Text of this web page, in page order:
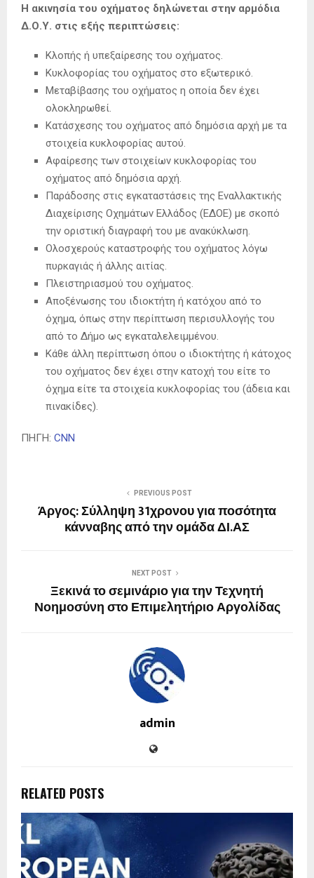
Η ακινησία του οχήματος δηλώνεται στην αρμόδια
Δ.Ο.Υ. στις εξής περιπτώσεις:
Κλοπής ή υπεξαίρεσης του οχήματος.
Κυκλοφορίας του οχήματος στο εξωτερικό.
Μεταβίβασης του οχήματος η οποία δεν έχει
ολοκληρωθεί.
Κατάσχεσης του οχήματος από δημόσια αρχή με τα
στοιχεία κυκλοφορίας αυτού.
Αφαίρεσης των στοιχείων κυκλοφορίας του
οχήματος από δημόσια αρχή.
Παράδοσης στις εγκαταστάσεις της Εναλλακτικής
Διαχείρισης Οχημάτων Ελλάδος (ΕΔΟΕ) με σκοπό
την οριστική διαγραφή του με ανακύκλωση.
Ολοσχερούς καταστροφής του οχήματος λόγω
πυρκαγιάς ή άλλης αιτίας.
Πλειστηριασμού του οχήματος.
Αποξένωσης του ιδιοκτήτη ή κατόχου από το
όχημα, όπως στην περίπτωση περισυλλογής του
από το Δήμο ως εγκαταλελειμμένου.
Κάθε άλλη περίπτωση όπου ο ιδιοκτήτης ή κάτοχος
του οχήματος δεν έχει στην κατοχή του είτε το
όχημα είτε τα στοιχεία κυκλοφορίας του (άδεια και
πινακίδες).
ΠΗΓΗ: CNN
PREVIOUS POST
Άργος: Σύλληψη 31χρονου για ποσότητα
κάνναβης από την ομάδα ΔΙ.ΑΣ
NEXT POST
Ξεκινά το σεμινάριο για την Τεχνητή
Νοημοσύνη στο Επιμελητήριο Αργολίδας
admin
RELATED POSTS